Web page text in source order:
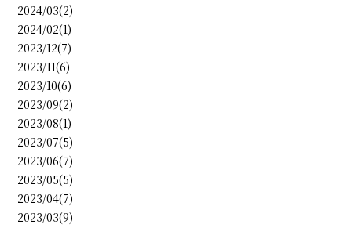
2024/03(2)
2024/02(1)
2023/12(7)
2023/11(6)
2023/10(6)
2023/09(2)
2023/08(1)
2023/07(5)
2023/06(7)
2023/05(5)
2023/04(7)
2023/03(9)